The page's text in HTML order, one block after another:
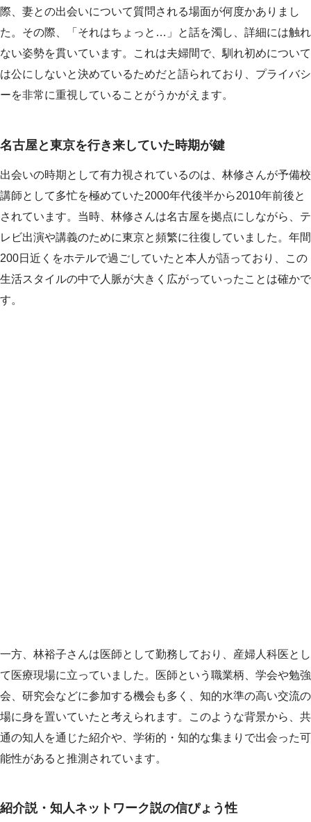
際、妻との出会いについて質問される場面が何度かありまし
た。その際、「それはちょっと…」と話を濁し、詳細には触れ
ない姿勢を貫いています。これは夫婦間で、馴れ初めについて
は公にしないと決めているためだと語られており、プライバシ
ーを非常に重視していることがうかがえます。
名古屋と東京を行き来していた時期が鍵
出会いの時期として有力視されているのは、林修さんが予備校
講師として多忙を極めていた2000年代後半から2010年前後と
されています。当時、林修さんは名古屋を拠点にしながら、テ
レビ出演や講義のために東京と頻繁に往復していました。年間
200日近くをホテルで過ごしていたと本人が語っており、この
生活スタイルの中で人脈が大きく広がっていったことは確かで
す。
一方、林裕子さんは医師として勤務しており、産婦人科医とし
て医療現場に立っていました。医師という職業柄、学会や勉強
会、研究会などに参加する機会も多く、知的水準の高い交流の
場に身を置いていたと考えられます。このような背景から、共
通の知人を通じた紹介や、学術的・知的な集まりで出会った可
能性があると推測されています。
紹介説・知人ネットワーク説の信ぴょう性